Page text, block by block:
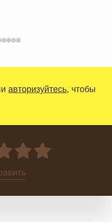
авторизуйтесь, чтобы
0